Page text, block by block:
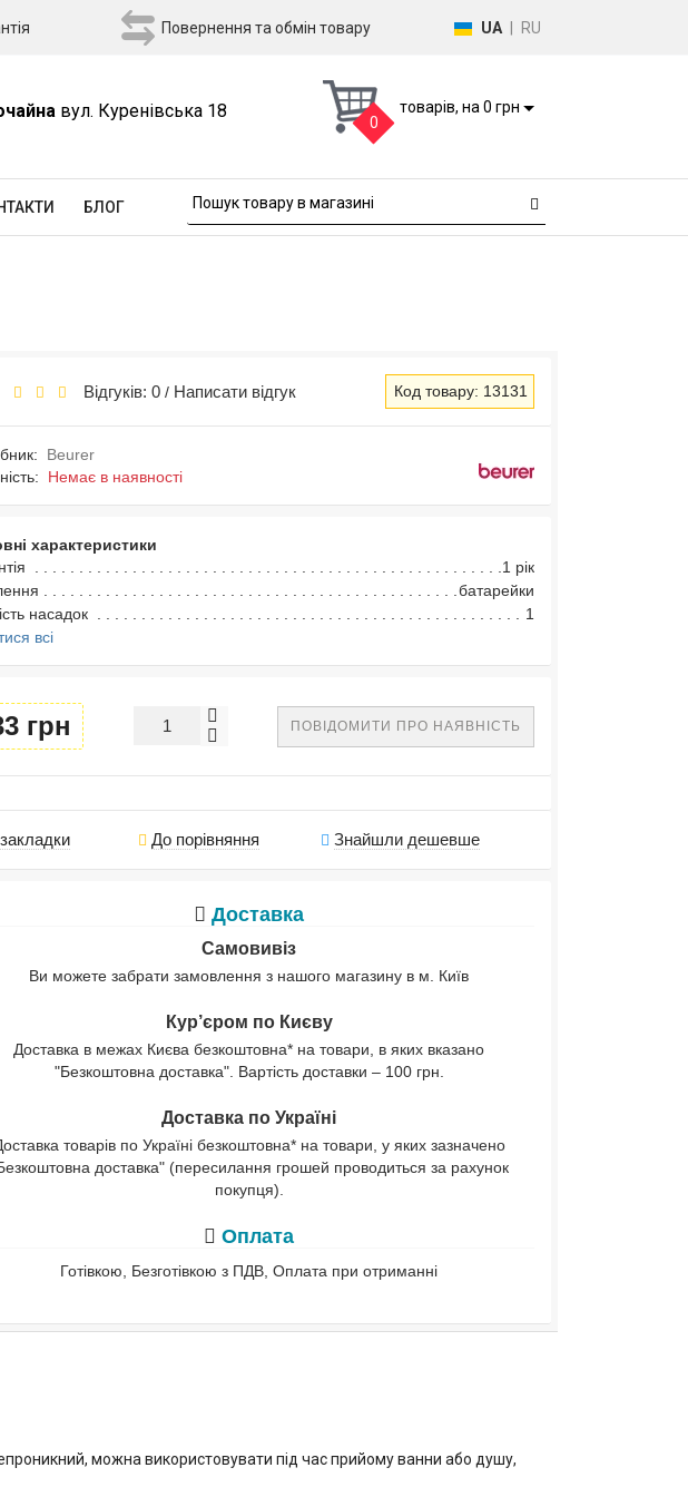
Повернення та обмін товару UA RU
вул. Куренівська 18
0
товарів, на 0 грн
БЛОГ
Відгуків: 0 / Написати відгук Код товару: 13131
Beurer
Немає в наявності
характеристики
1 рік
батарейки
насадок
1
всі
грн ПОВІДОМИТИ ПРО НАЯВНІСТЬ
До порівняння Знайшли дешевше
Доставка
Самовивіз
Ви можете забрати замовлення з нашого магазину в м. Київ
Кур’єром по Києву
Доставка в межах Києва безкоштовна* на товари, в яких вказано
"Безкоштовна доставка". Вартість доставки – 100 грн.
Доставка по Україні
товарів по Україні безкоштовна* на товари, у яких зазначено
доставка" (пересилання грошей проводиться за рахунок
покупця).
Оплата
Готівкою, Безготівкою з ПДВ, Оплата при отриманні
можна використовувати під час прийому ванни або душу,